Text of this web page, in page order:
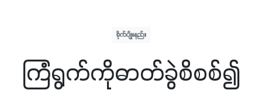
စိုက်ပျိုးနည်း
ကြံရွက်ကိုဓာတ်ခွဲစိစစ်၍